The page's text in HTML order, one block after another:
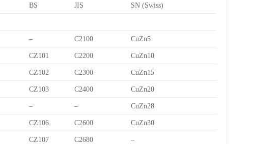
BS JIS SN (Swiss)
– C2100 CuZn5
CZ101 C2200 CuZn10
CZ102 C2300 CuZn15
CZ103 C2400 CuZn20
– – CuZn28
CZ106 C2600 CuZn30
CZ107 C2680 –